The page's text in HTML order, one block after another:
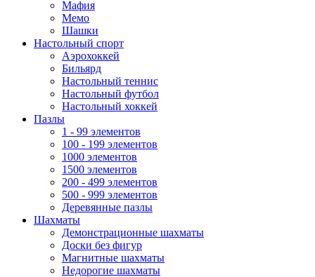
Мафия
Мемо
Шашки
Настольный спорт
Аэрохоккей
Бильярд
Настольный теннис
Настольный футбол
Настольный хоккей
Пазлы
1 - 99 элементов
100 - 199 элементов
1000 элементов
1500 элементов
200 - 499 элементов
500 - 999 элементов
Деревянные пазлы
Шахматы
Демонстрационные шахматы
Доски без фигур
Магнитные шахматы
Недорогие шахматы